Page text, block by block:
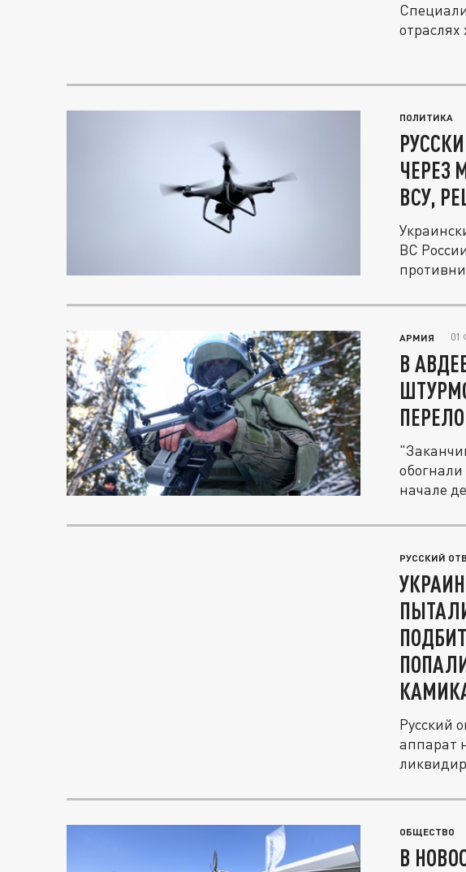
отраслях
ПОЛИТИКА
ЧЕРЕЗ
ВСУ,
ВС
АРМИЯ 01
В
начале
РУССКИЙ
Русский
аппарат
ОБЩЕСТВО
В